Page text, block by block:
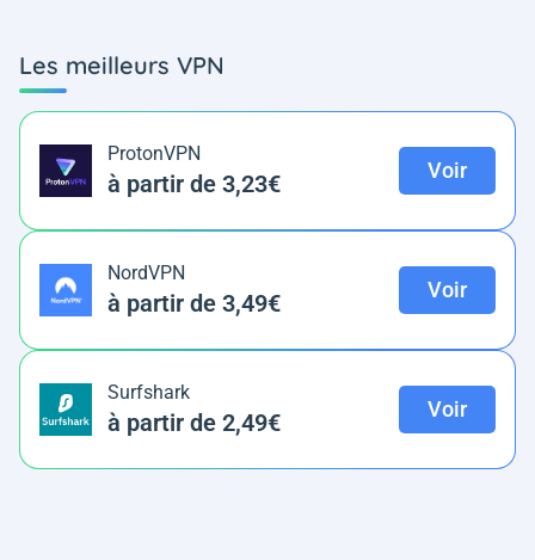
Les meilleurs VPN
ProtonVPN
à partir de 3,23€ Voir
NordVPN
à partir de 3,49€ Voir
Surfshark
à partir de 2,49€ Voir